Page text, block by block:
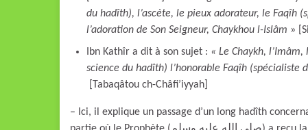
du hadîth), l’ascète, le pieux adorateur, le Faqîh
l’adoration de Son Seigneur, Chaykhou l-Islâm »
Ibn Kathîr a dit à son sujet : « Le Chaykh,
science du hadîth) l’honorable Faqîh (spécialiste
[Tabaqâtou ch-Châfi’iyyah]
– Ici, il explique un passage d’un long hadîth